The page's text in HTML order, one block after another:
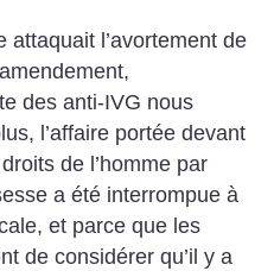
attaquait l’avortement de
des anti-IVG nous
l’affaire portée devant
de l’homme par
a été interrompue à
et parce que les
de considérer qu’il y a